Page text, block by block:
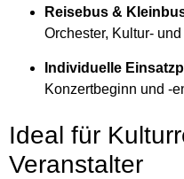
Reisebus &
Orchester, Kultur-
Individuelle
Konzertbeginn und -
Ideal für
Veranstalter